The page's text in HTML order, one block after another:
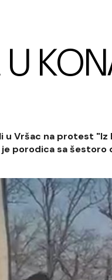
Vršac na protest "Iz
porodica sa